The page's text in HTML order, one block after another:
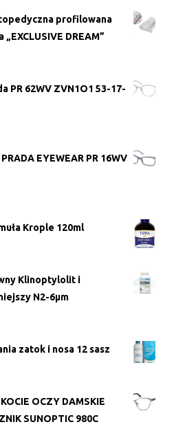
profilowana
DREAM”
PR 62WV ZVN1O1 53-17-
EYEWEAR PR 16WV
Krople 120ml
Klinoptylolit i
N2-6μm
zatok i nosa 12 sasz
OCZY DAMSKIE
SUNOPTIC 980C